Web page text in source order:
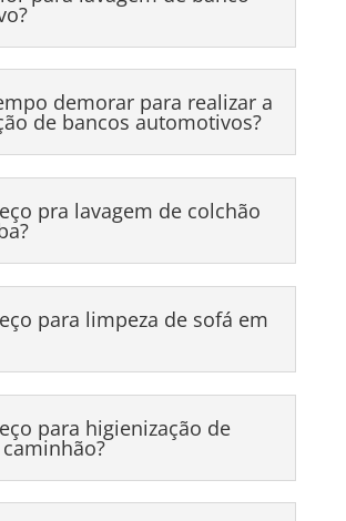
demorar para realizar a
de bancos automotivos?
pra lavagem de colchão
para limpeza de sofá em
para higienização de